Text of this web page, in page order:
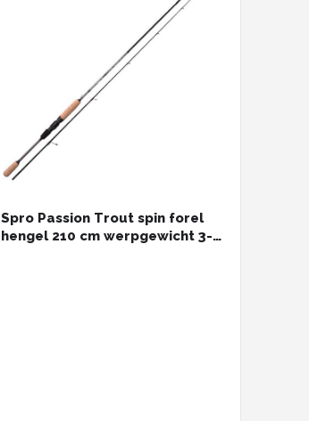
Spro Passion Trout spin forel
hengel 210 cm werpgewicht 3-